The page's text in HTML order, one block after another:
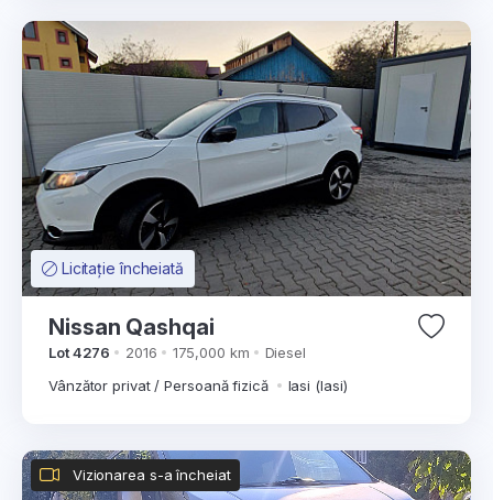
Licitație încheiată
Nissan Qashqai
Lot 4276 2016 175,000 km
Diesel
Vânzător privat / Persoană fizică
Iasi (Iasi)
Vizionarea s-a încheiat